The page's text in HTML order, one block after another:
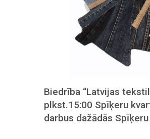
Biedrība “Latvijas
plkst.15:00 Spīķeru
darbus dažādās